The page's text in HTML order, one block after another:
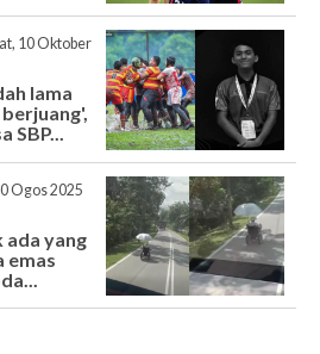
10 Oktober
lama
SBP...
Ogos 2025
ada yang
emas